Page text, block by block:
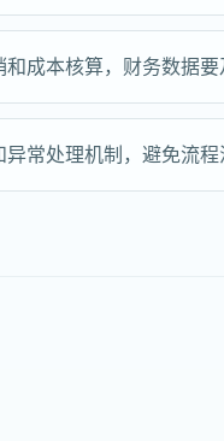
成本核算，财务数据要
常处理机制，避免流程